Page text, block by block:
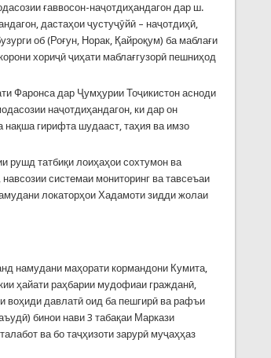
ғаввосон-наҷотдиҳандагон дар ш.
дастаҳои ҷустуҷӯйӣ – наҷотдиҳӣ,
об (Роғун, Норак, Қайроқум) ба маблағи
хориҷӣ ҷиҳати маблағгузорӣ пешниҳод
Фаронса дар Ҷумҳурии Тоҷикистон асноди
наҷотдиҳандагон, ки дар он
нақша гирифта шудааст, таҳия ва имзо
рушд татбиқи лоиҳаҳои сохтумон ва
системаи мониторинг ва тавсеъаи
локаторҳои Хадамоти зидди жолаи
намудани маҳорати кормандони Кумита,
ҳайати раҳбарии мудофиаи гражданӣ,
воҳиди давлатӣ оид ба пешгирӣ ва рафъи
бинои нави 3 табақаи Маркази
ва бо таҷҳизоти зарурӣ муҷаҳҳаз